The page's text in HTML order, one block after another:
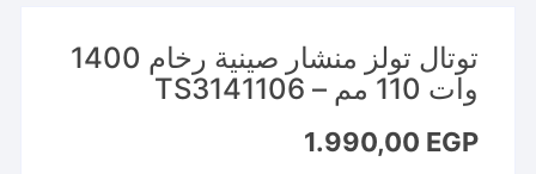
توتال تولز منشار صينية رخام 1400
وات 110 مم – TS3141106
1.990,00 EGP